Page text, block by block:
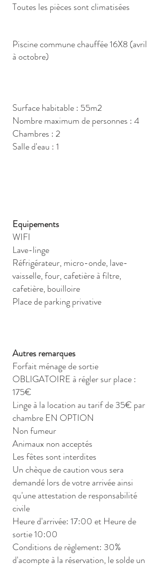
Toutes les pièces sont climatisées
Piscine commune chauffée 16X8 (avril
à octobre)
Surface habitable : 55m2
Nombre maximum de personnes : 4
Chambres : 2
Salle d'eau : 1
Equipements
WIFI
Lave-linge
Réfrigérateur, micro-onde, lave-
vaisselle, four, cafetière à filtre,
cafetière, bouilloire
Place de parking privative
Autres remarques
Forfait ménage de sortie
OBLIGATOIRE à régler sur place :
175€
Linge à la location au tarif de 35€ par
chambre EN OPTION
Non fumeur
Animaux non acceptés
Les fêtes sont interdites
Un chèque de caution vous sera
demandé lors de votre arrivée ainsi
qu'une attestation de responsabilité
civile
Heure d'arrivée: 17:00 et Heure de
sortie 10:00
Conditions de règlement: 30%
d'acompte à la réservation, le solde un